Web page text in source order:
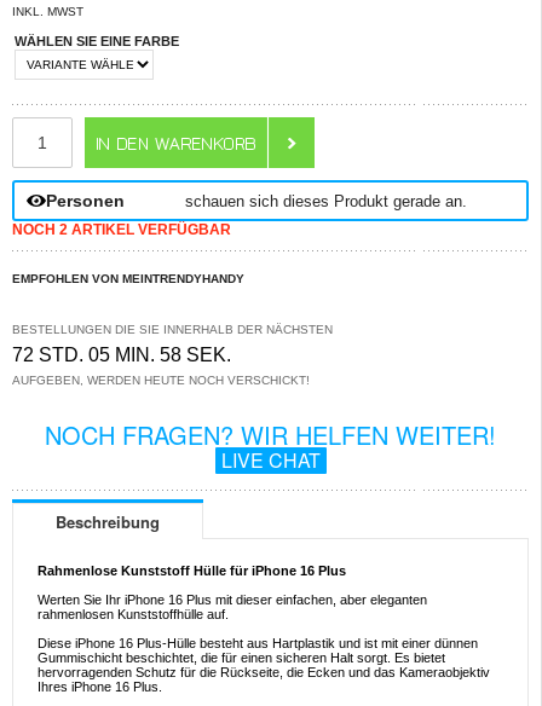
INKL. MWST
WÄHLEN SIE EINE FARBE
Personen schauen sich dieses Produkt gerade an.
NOCH 2 ARTIKEL VERFÜGBAR
EMPFOHLEN VON MEINTRENDYHANDY
BESTELLUNGEN DIE SIE INNERHALB DER NÄCHSTEN
72 STD. 05 MIN. 58 SEK.
AUFGEBEN, WERDEN HEUTE NOCH VERSCHICKT!
NOCH FRAGEN? WIR HELFEN WEITER!
LIVE CHAT
Beschreibung
Rahmenlose Kunststoff Hülle für iPhone 16 Plus
Werten Sie Ihr iPhone 16 Plus mit dieser einfachen, aber eleganten
rahmenlosen Kunststoffhülle auf.
Diese iPhone 16 Plus-Hülle besteht aus Hartplastik und ist mit einer dünnen
Gummischicht beschichtet, die für einen sicheren Halt sorgt. Es bietet
hervorragenden Schutz für die Rückseite, die Ecken und das Kameraobjektiv
Ihres iPhone 16 Plus.